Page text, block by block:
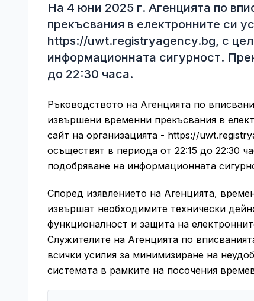
На 4 юни 2025 г. Агенцията по
прекъсвания в електронните си
https://uwt.registryagency.bg, с
информационната сигурност.
до 22:30 часа.
Ръководството на Агенцията по
извършени временни прекъсвания в
сайт на организацията - https://
осъществят в периода от 22:15 до 22:30
подобряване на информационната
Според изявлението на Агенцията,
извършат необходимите технически
функционалност и защита на
Служителите на Агенцията по
всички усилия за минимизиране на
системата в рамките на посочения